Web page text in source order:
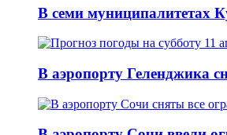
В семи муниципалитетах
В аэропорту Геленджика